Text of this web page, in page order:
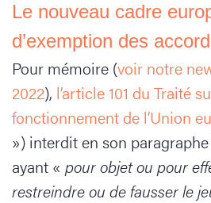
Le nouveau cadre
d’exemption des
Pour mémoire (voir notre
2022), l’article 101 du Traité
fonctionnement de l’Union
») interdit en son
ayant « pour objet ou pour
restreindre ou de fausser le